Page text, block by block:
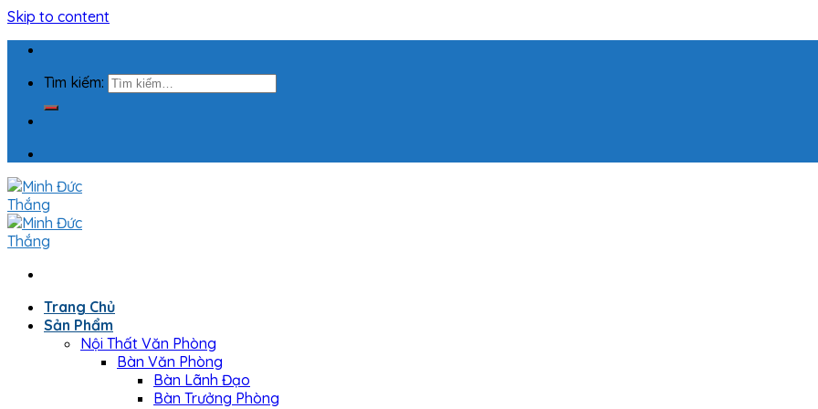
Skip to content
Tìm kiếm:
Trang Chủ
Sản Phẩm
Nội Thất Văn Phòng
Bàn Văn Phòng
Bàn Lãnh Đạo
Bàn Trưởng Phòng